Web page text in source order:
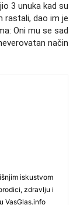
3 unuka kad su
rastali, dao im je
Oni mu se sad
način
iskustvom
zdravlju i
VasGlas.info